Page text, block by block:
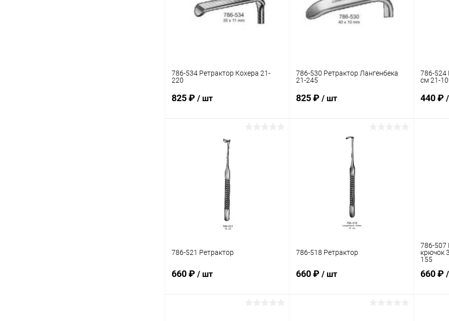
786-534 Ретрактор Кохера 21-
220
825 ₽ / шт
В корзину
Купить в 1 клик
786-530 Ретрактор Лангенбека
21-245
825 ₽ / шт
В корзину
Купить в 1 клик
786-524
см 21-
440 ₽
786-521 Ретрактор
660 ₽ / шт
786-518 Ретрактор
660 ₽ / шт
786-507
крючок
155
660 ₽